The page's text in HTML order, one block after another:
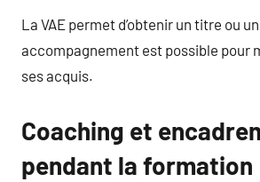
La VAE permet d’obtenir un titre ou
accompagnement est possible pour
ses acquis.
Coaching et
pendant la formation